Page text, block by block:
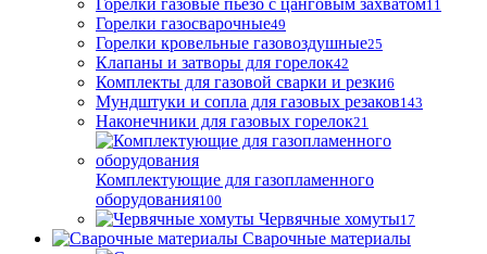
Горелки газовые пьезо с цанговым захватом11
Горелки газосварочные49
Горелки кровельные газовоздушные25
Клапаны и затворы для горелок42
Комплекты для газовой сварки и резки6
Мундштуки и сопла для газовых резаков143
Наконечники для газовых горелок21
Комплектующие для газопламенного
оборудования100
Червячные хомуты17
Сварочные материалы